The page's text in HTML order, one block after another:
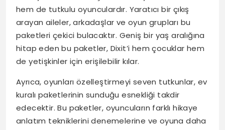
hem de tutkulu oyunculardır. Yaratıcı bir çıkış
arayan aileler, arkadaşlar ve oyun grupları bu
paketleri çekici bulacaktır. Geniş bir yaş aralığına
hitap eden bu paketler, Dixit’i hem çocuklar hem
de yetişkinler için erişilebilir kılar.
Ayrıca, oyunları özelleştirmeyi seven tutkunlar, ev
kuralı paketlerinin sunduğu esnekliği takdir
edecektir. Bu paketler, oyuncuların farklı hikaye
anlatım tekniklerini denemelerine ve oyuna daha